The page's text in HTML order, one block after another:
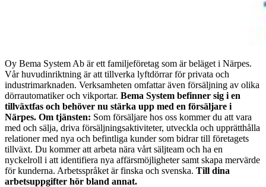
Oy Bema System Ab är ett familjeföretag som är beläget i Närpes.
Vår huvudinriktning är att tillverka lyftdörrar för privata och
industrimarknaden. Verksamheten omfattar även försäljning av olika
dörrautomatiker och vikportar. Bema System befinner sig i en
tillväxtfas och behöver nu stärka upp med en försäljare i
Närpes. Om tjänsten: Som försäljare hos oss kommer du att vara
med och sälja, driva försäljningsaktiviteter, utveckla och upprätthålla
relationer med nya och befintliga kunder som bidrar till företagets
tillväxt. Du kommer att arbeta nära vårt säljteam och ha en
nyckelroll i att identifiera nya affärsmöjligheter samt skapa mervärde
för kunderna. Arbetsspråket är finska och svenska. Till dina
arbetsuppgifter hör bland annat.